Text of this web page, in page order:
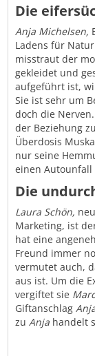
Die
Anja Michelsen,
Ladens für
misstraut der
gekleidet und
aufgeführt ist,
Sie ist sehr um
doch die
der Beziehung zu
Überdosis
nur seine
einen
Die
Laura Schön,
Marketing, ist
hat eine
Freund immer
vermutet auch,
aus ist. Um die
vergiftet sie
Giftanschlag
zuAnja handelt